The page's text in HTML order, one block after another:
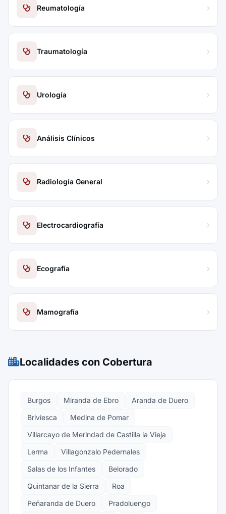
Reumatología
Traumatología
Urología
Análisis Clínicos
Radiología General
Electrocardiografía
Ecografía
Mamografía
Localidades con Cobertura
Burgos Miranda de Ebro
Aranda de Duero
Briviesca
Medina de Pomar
Villarcayo de Merindad de Castilla la Vieja
Lerma
Villagonzalo Pedernales
Salas de los Infantes
Belorado
Quintanar de la Sierra
Roa
Peñaranda de Duero
Pradoluengo